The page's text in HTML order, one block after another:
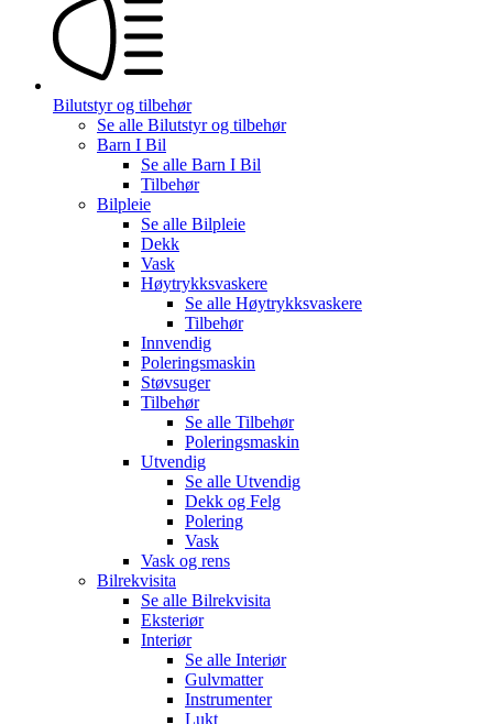
Bilutstyr og tilbehør
Se alle Bilutstyr og tilbehør
Barn I Bil
Se alle Barn I Bil
Tilbehør
Bilpleie
Se alle Bilpleie
Dekk
Vask
Høytrykksvaskere
Se alle Høytrykksvaskere
Tilbehør
Innvendig
Poleringsmaskin
Støvsuger
Tilbehør
Se alle Tilbehør
Poleringsmaskin
Utvendig
Se alle Utvendig
Dekk og Felg
Polering
Vask
Vask og rens
Bilrekvisita
Se alle Bilrekvisita
Eksteriør
Interiør
Se alle Interiør
Gulvmatter
Instrumenter
Lukt